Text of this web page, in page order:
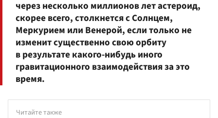
через несколько миллионов лет астероид,
скорее всего, столкнется с Солнцем,
Меркурием или Венерой, если только не
изменит существенно свою орбиту
в результате какого-нибудь иного
гравитационного взаимодействия за это
время.
Читайте также